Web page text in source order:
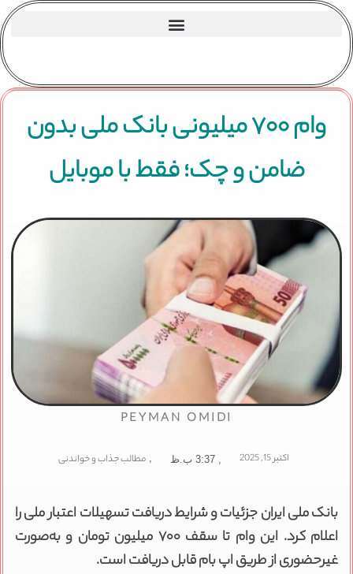
وام ۷۰۰ میلیونی بانک ملی بدون
ضامن و چک؛ فقط با موبایل
PEYMAN OMIDI
اکتبر 15, 2025 3:37 ب.ظ , مطالب جذاب و خواندنی
بانک ملی ایران جزئیات و شرایط دریافت تسهیلات اعتبار ملی را
اعلام کرد. این وام تا سقف ۷۰۰ میلیون تومان و به‌صورت
غیرحضوری از طریق اپ بام قابل دریافت است.